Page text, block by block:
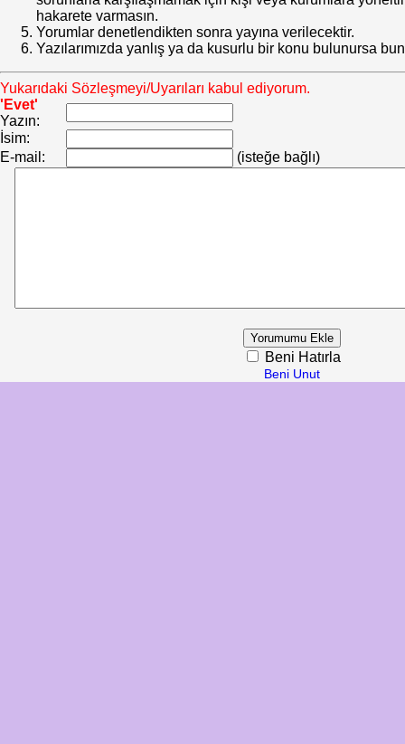
hakarete varmasın.
Yorumlar denetlendikten sonra yayına verilecektir.
Yazılarımızda yanlış ya da kusurlu bir konu bulunursa
Yukarıdaki Sözleşmeyi/Uyarıları kabul ediyorum.
'Evet'
Yazın:
İsim:
E-mail:
(isteğe bağlı)
Beni Hatırla
Beni Unut